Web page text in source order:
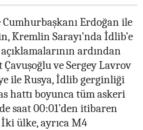
Erdoğan ile
Kremlin Sarayı’nda İdlib’e
ardından
ve Sergey Lavrov
ile Rusya, İdlib gerginliği
hattı boyunca tüm askeri
saat 00:01’den itibaren
ülke, ayrıca M4